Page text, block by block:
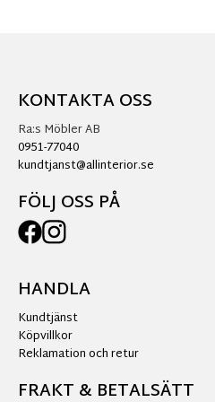
KONTAKTA OSS
Ra:s Möbler AB
0951-77040
kundtjanst@allinterior.se
FÖLJ OSS PÅ
HANDLA
Kundtjänst
Köpvillkor
Reklamation och retur
FRAKT & BETALSÄTT